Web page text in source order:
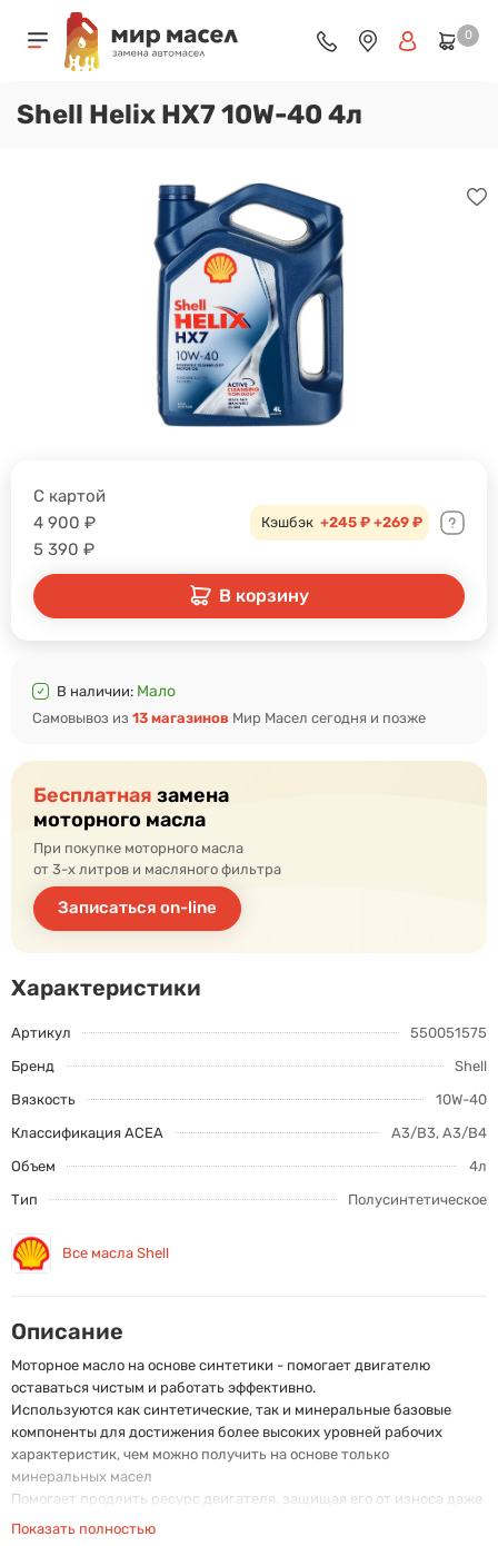
0
Shell Helix HX7 10W-40 4л
Характеристики
Артикул
550051575
Бренд
Shell
Вязкость
10W-40
Классификация ACEA
A3/B3, A3/B4
Объем
4л
Тип
Полусинтетическое
Все масла Shell
Описание
Моторное масло на основе синтетики - помогает двигателю
оставаться чистым и работать эффективно.
Используются как синтетические, так и минеральные базовые
компоненты для достижения более высоких уровней рабочих
характеристик, чем можно получить на основе только
минеральных масел
Помогает продлить ресурс двигателя, защищая его от износа даже
в тяжелых повседневных условиях уличного движения
Показать полностью
С картой
4 900 ₽
5 390 ₽
Кэшбэк +245 ₽ +269 ₽
В корзину
В наличии: Мало
Самовывоз из 13 магазинов Мир Масел сегодня и позже
Бесплатная замена
моторного масла
При покупке моторного масла
от 3-х литров и масляного фильтра
Записаться on-line